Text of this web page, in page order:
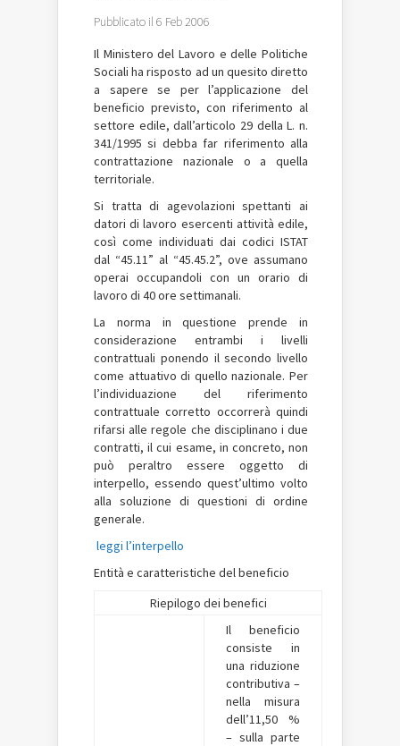
Pubblicato il 6 Feb 2006
Il Ministero del Lavoro e delle Politiche
Sociali ha risposto ad un quesito diretto
a sapere se per l’applicazione del
beneficio previsto, con riferimento al
settore edile, dall’articolo 29 della L. n.
341/1995 si debba far riferimento alla
contrattazione nazionale o a quella
territoriale.
Si tratta di agevolazioni spettanti ai
datori di lavoro esercenti attività edile,
così come individuati dai codici ISTAT
dal “45.11” al “45.45.2”, ove assumano
operai occupandoli con un orario di
lavoro di 40 ore settimanali.
La norma in questione prende in
considerazione entrambi i livelli
contrattuali ponendo il secondo livello
come attuativo di quello nazionale. Per
l’individuazione del riferimento
contrattuale corretto occorrerà quindi
rifarsi alle regole che disciplinano i due
contratti, il cui esame, in concreto, non
può peraltro essere oggetto di
interpello, essendo quest’ultimo volto
alla soluzione di questioni di ordine
generale.
leggi l’interpello
Entità e caratteristiche del beneficio
Riepilogo dei benefici
Il beneficio
consiste in
una riduzione
contributiva –
nella misura
dell’11,50 %
– sulla parte